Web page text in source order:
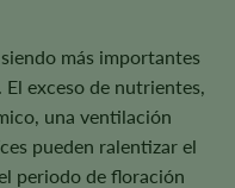
más importantes
exceso de nutrientes,
una ventilación
pueden ralentizar el
periodo de floración